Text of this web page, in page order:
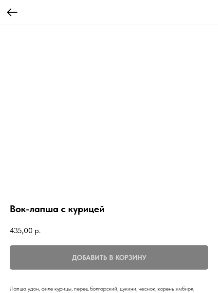
Вок-лапша с курицей
435,00 р.
ДОБАВИТЬ В КОРЗИНУ
Лапша удон, филе курицы, перец болгарский, цукини, чеснок, корень имбиря,